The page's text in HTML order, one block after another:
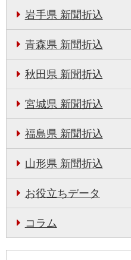
岩手県 新聞折込
青森県 新聞折込
秋田県 新聞折込
宮城県 新聞折込
福島県 新聞折込
山形県 新聞折込
お役立ちデータ
コラム